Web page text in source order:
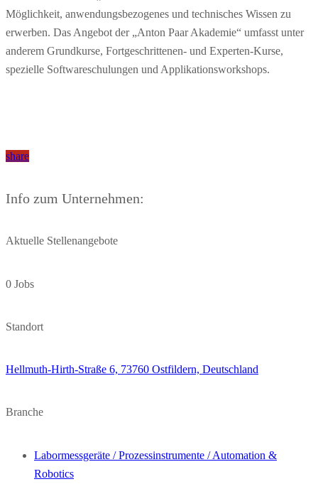
Möglichkeit, anwendungsbezogenes und technisches Wissen zu
erwerben. Das Angebot der „Anton Paar Akademie“ umfasst unter
anderem Grundkurse, Fortgeschrittenen- und Experten-Kurse,
spezielle Softwareschulungen und Applikationsworkshops.
share
Info zum Unternehmen:
Aktuelle Stellenangebote
0 Jobs
Standort
Hellmuth-Hirth-Straße 6, 73760 Ostfildern, Deutschland
Branche
Labormessgeräte / Prozessinstrumente / Automation &
Robotics